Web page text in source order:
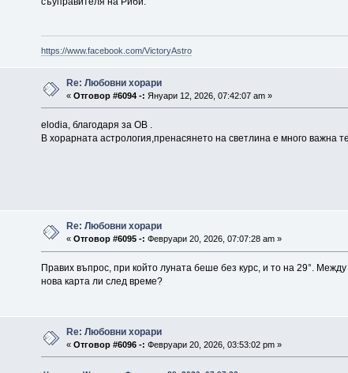
https://www.facebook.com/VictoryAstro
Re: Любовни хорари
«Отговор #6094 -: Януари 12, 2026, 07:42:07 am »
elodia, благодаря за ОВ .
В хорарната астрология,пренасянето на светлина е много важна
Re: Любовни хорари
«Отговор #6095 -: Февруари 20, 2026, 07:07:28 am »
Правих въпрос, при който луната беше без курс, и то на 29°.
нова карта ли след време?
Re: Любовни хорари
«Отговор #6096 -: Февруари 20, 2026, 03:53:02 pm »